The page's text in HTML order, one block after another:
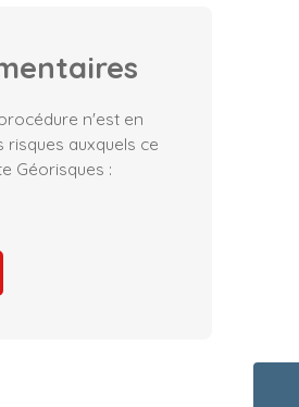
n'est en
risques auxquels ce
Géorisques :